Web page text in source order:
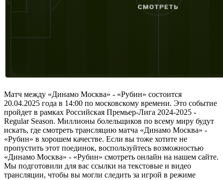
Матч между «Динамо Москва» - «Рубин» состоится
20.04.2025 года в 14:00 по московскому времени. Это событие
пройдет в рамках Российская Премьер-Лига 2024-2025 -
Regular Season. Миллионы болельщиков по всему миру будут
искать, где смотреть трансляцию матча «Динамо Москва» -
«Рубин» в хорошем качестве. Если вы тоже хотите не
пропустить этот поединок, воспользуйтесь возможностью
«Динамо Москва» - «Рубин» смотреть онлайн на нашем сайте.
Мы подготовили для вас ссылки на текстовые и видео
трансляции, чтобы вы могли следить за игрой в режиме